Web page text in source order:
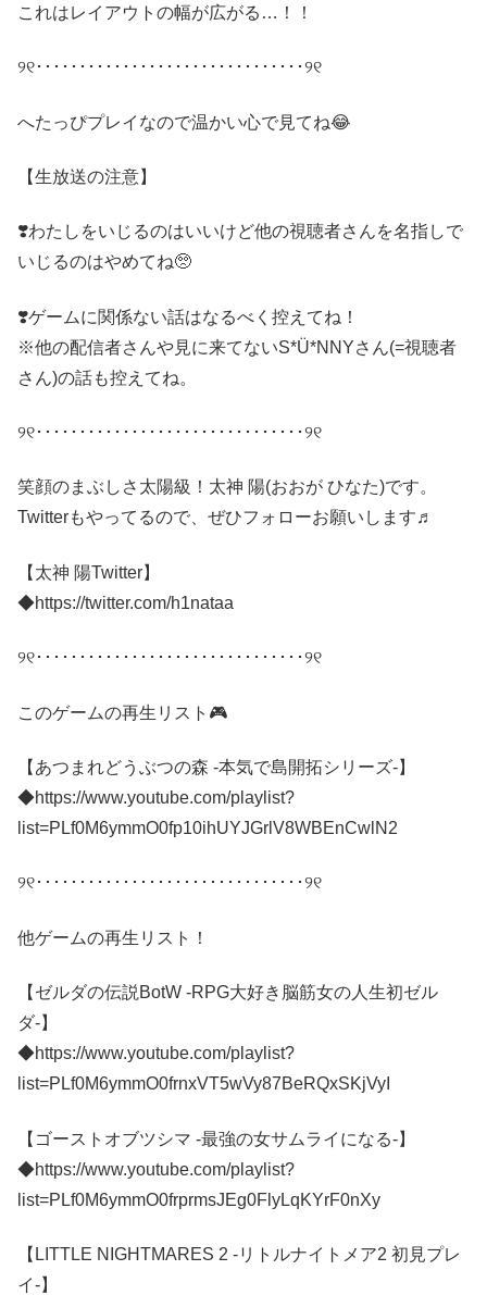
これはレイアウトの幅が広がる…！！
୨୧･･･････････････････････････････୨୧
へたっぴプレイなので温かい心で見てね😂
【生放送の注意】
❣️わたしをいじるのはいいけど他の視聴者さんを名指しで
いじるのはやめてね🥺
❣️ゲームに関係ない話はなるべく控えてね！
※他の配信者さんや見に来てないS*Ü*NNYさん(=視聴者
さん)の話も控えてね。
୨୧･･･････････････････････････････୨୧
笑顔のまぶしさ太陽級！太神 陽(おおが ひなた)です。
Twitterもやってるので、ぜひフォローお願いします♬
【太神 陽Twitter】
◆https://twitter.com/h1nataa
୨୧･･･････････････････････････････୨୧
このゲームの再生リスト🎮
【あつまれどうぶつの森 -本気で島開拓シリーズ-】
◆https://www.youtube.com/playlist?
list=PLf0M6ymmO0fp10ihUYJGrlV8WBEnCwlN2
୨୧･･･････････････････････････････୨୧
他ゲームの再生リスト！
【ゼルダの伝説BotW -RPG大好き脳筋女の人生初ゼル
ダ-】
◆https://www.youtube.com/playlist?
list=PLf0M6ymmO0frnxVT5wVy87BeRQxSKjVyI
【ゴーストオブツシマ -最強の女サムライになる-】
◆https://www.youtube.com/playlist?
list=PLf0M6ymmO0frprmsJEg0FlyLqKYrF0nXy
【LITTLE NIGHTMARES 2 -リトルナイトメア2 初見プレ
イ-】